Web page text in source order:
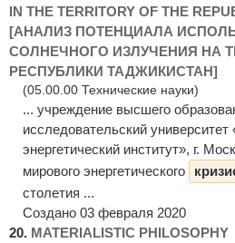
IN THE TERRITORY OF THE
[АНАЛИЗ ПОТЕНЦИАЛА
СОЛНЕЧНОГО ИЗЛУЧЕНИЯ НА
РЕСПУБЛИКИ ТАДЖИКИСТАН]
(05.00.00 Технические науки)
... учреждение высшего
исследовательский
энергетический институт», г.
мирового энергетического
столетия ...
Создано 03 февраля 2020
20. MATERIALISTIC PHILOSOPHY